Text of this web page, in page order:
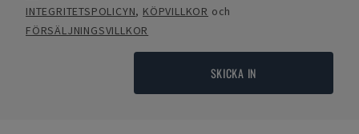
INTEGRITETSPOLICYN, KÖPVILLKOR och
FÖRSÄLJNINGSVILLKOR
SKICKA IN